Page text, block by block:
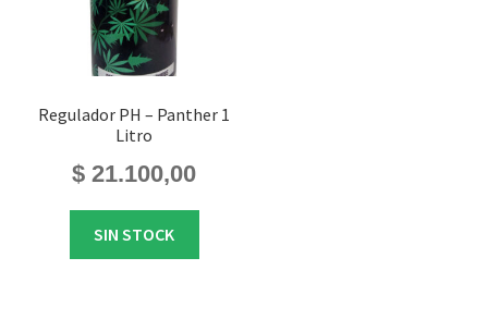
Regulador PH – Panther 1
Litro
$ 21.100,00
SIN STOCK